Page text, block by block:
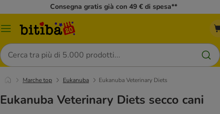
Consegna gratis già con 49 € di spesa**
Overview
Cerca
Marche top Eukanuba Eukanuba Veterinary Diets
Eukanuba Veterinary Diets secco cani